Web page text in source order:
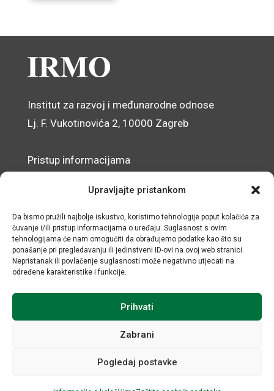
Upravljajte pristankom
Da bismo pružili najbolje iskustvo, koristimo tehnologije poput kolačića za
čuvanje i/ili pristup informacijama o uređaju. Suglasnost s ovim
tehnologijama će nam omogućiti da obrađujemo podatke kao što su
ponašanje pri pregledavanju ili jedinstveni ID-ovi na ovoj web stranici.
Nepristanak ili povlačenje suglasnosti može negativno utjecati na
određene karakteristike i funkcije.
Prihvati
Zabrani
Pogledaj postavke
Institut za razvoj i međunarodne odnose
Lj. F. Vukotinovića 2, 10000 Zagreb
Pristup informacijama
Izjava o pristupačnosti mrežnog sjedišta
© IRMO – Impresum
OIB: 31120185175
Sva prava sadržana © Institut za razvoj i međunarodne
odnose / Razvoj i održavanje Negactive